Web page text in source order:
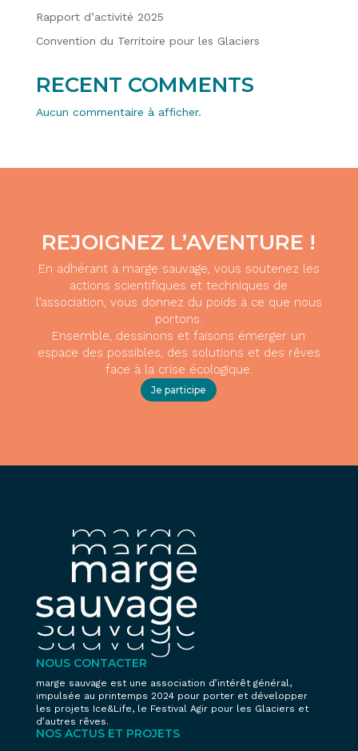
Rapport d’activité 2025
Convention du Territoire pour les Glaciers
RECENT COMMENTS
Aucun commentaire à afficher.
REJOIGNEZ L’AVENTURE !
En adhérant à marge sauvage, vous soutenez les
actions scientifiques et techniques de
l’association, vous donnez du poids à ce que nous
portons.
Ensemble, dessinons et faisons émerger un
espace des possibles, des solutions et des rêves
face à la crise écologique.
Je participe
NOUS CONTACTER
marge sauvage est une association d’intérêt général,
impulsée au printemps 2024 pour porter et développer
les projets Ice&Life, le Festival Agir pour les Glaciers et
d’autres rêves.
NOS ACTUS ET PROJETS